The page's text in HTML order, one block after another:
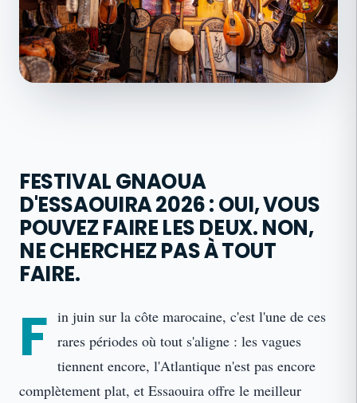
FESTIVAL GNAOUA
D'ESSAOUIRA 2026 : OUI, VOUS
POUVEZ FAIRE LES DEUX. NON,
NE CHERCHEZ PAS À TOUT
FAIRE.
F in juin sur la côte marocaine, c'est l'une de ces
rares périodes où tout s'aligne : les vagues
tiennent encore, l'Atlantique n'est pas encore
complètement plat, et Essaouira offre le meilleur